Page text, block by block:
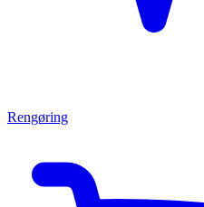
Rengøring